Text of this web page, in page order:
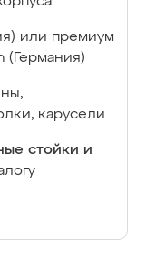
или премиум
(Германия)
карусели
стойки и